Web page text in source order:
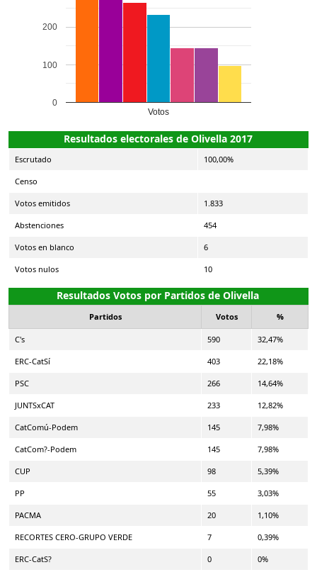
Votos
0
100
200
Resultados electorales de Olivella 2017
Escrutado 100,00%
Censo
Votos emitidos 1.833
Abstenciones 454
Votos en blanco 6
Votos nulos 10
Resultados Votos por Partidos de Olivella
Partidos Votos %
C's 590 32,47%
ERC-CatSí 403 22,18%
PSC 266 14,64%
JUNTSxCAT 233 12,82%
CatComú-Podem 145 7,98%
CatCom?-Podem 145 7,98%
CUP 98 5,39%
PP 55 3,03%
PACMA 20 1,10%
RECORTES CERO-GRUPO VERDE 7 0,39%
ERC-CatS? 0 0%